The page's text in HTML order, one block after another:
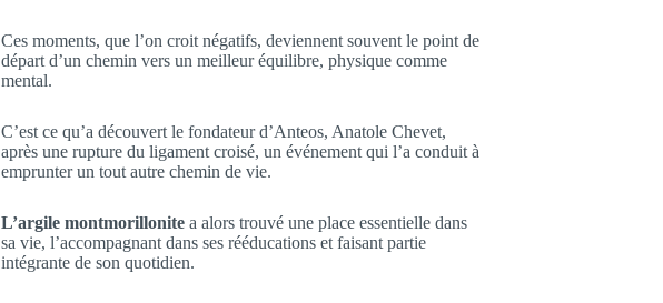
Ces moments, que l’on croit négatifs, deviennent souvent le point de
départ d’un chemin vers un meilleur équilibre, physique comme
mental.
C’est ce qu’a découvert le fondateur d’Anteos, Anatole Chevet,
après une rupture du ligament croisé, un événement qui l’a conduit à
emprunter un tout autre chemin de vie.
L’argile montmorillonitea alors trouvé une place essentielle dans
sa vie, l’accompagnant dans ses rééducations et faisant partie
intégrante de son quotidien.